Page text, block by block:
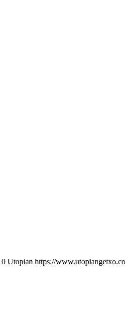
0 Utopian https://